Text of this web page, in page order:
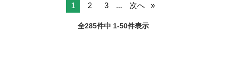
1 2 3 ... 次へ
全285件中 1-50件表示